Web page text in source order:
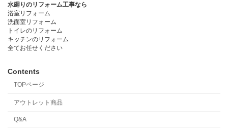
水廻りのリフォーム工事なら
浴室リフォーム
洗面室リフォーム
トイレのリフォーム
キッチンのリフォーム
全てお任せください
Contents
TOPページ
アウトレット商品
Q&A